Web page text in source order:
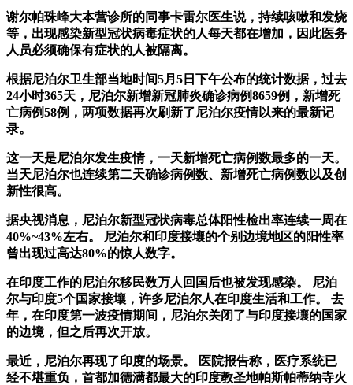
谢尔帕珠峰大本营诊所的同事卡雷尔医生说，持续咳嗽和发烧
等，出现感染新型冠状病毒症状的人每天都在增加，因此医务
人员必须确保有症状的人被隔离。
根据尼泊尔卫生部当地时间5月5日下午公布的统计数据，过去
24小时365天，尼泊尔新增新冠肺炎确诊病例8659例，新增死
亡病例58例，两项数据再次刷新了尼泊尔疫情以来的最新记
录。
这一天是尼泊尔发生疫情，一天新增死亡病例数最多的一天。
当天尼泊尔也连续第二天确诊病例数、新增死亡病例数以及创
新性很高。
据央视消息，尼泊尔新型冠状病毒总体阳性检出率连续一周在
40%~43%左右。 尼泊尔和印度接壤的个别边境地区的阳性率
曾出现过高达80%的惊人数字。
在印度工作的尼泊尔移民数万人回国后也被发现感染。 尼泊
尔与印度5个国家接壤，许多尼泊尔人在印度生活和工作。 去
年，在印度第一波疫情期间，尼泊尔关闭了与印度接壤的国家
的边境，但之后再次开放。
最近，尼泊尔再现了印度的场景。 医院报告称，医疗系统已
经不堪重负，首都加德满都最大的印度教圣地帕斯帕蒂纳寺火